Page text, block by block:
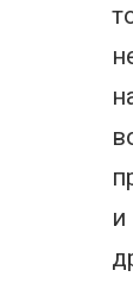
и